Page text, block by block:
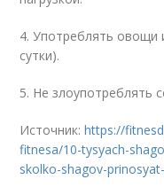
4. Употреблять овощи
сутки).
5. Не злоупотреблять
Источник:https://
fitnesa/10-tysyach-
skolko-shagov-